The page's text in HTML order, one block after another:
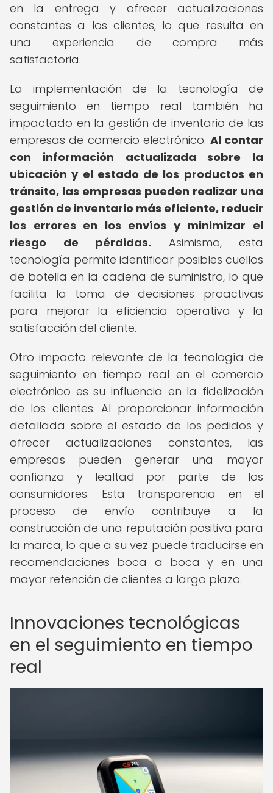
en la entrega y ofrecer actualizaciones
constantes a los clientes, lo que resulta en
una experiencia de compra más
satisfactoria.
La implementación de la tecnología de
seguimiento en tiempo real también ha
impactado en la gestión de inventario de las
empresas de comercio electrónico. Al contar
con información actualizada sobre la
ubicación y el estado de los productos en
tránsito, las empresas pueden realizar una
gestión de inventario más eficiente, reducir
los errores en los envíos y minimizar el
riesgo de pérdidas. Asimismo, esta
tecnología permite identificar posibles cuellos
de botella en la cadena de suministro, lo que
facilita la toma de decisiones proactivas
para mejorar la eficiencia operativa y la
satisfacción del cliente.
Otro impacto relevante de la tecnología de
seguimiento en tiempo real en el comercio
electrónico es su influencia en la fidelización
de los clientes. Al proporcionar información
detallada sobre el estado de los pedidos y
ofrecer actualizaciones constantes, las
empresas pueden generar una mayor
confianza y lealtad por parte de los
consumidores. Esta transparencia en el
proceso de envío contribuye a la
construcción de una reputación positiva para
la marca, lo que a su vez puede traducirse en
recomendaciones boca a boca y en una
mayor retención de clientes a largo plazo.
Innovaciones tecnológicas
en el seguimiento en tiempo
real